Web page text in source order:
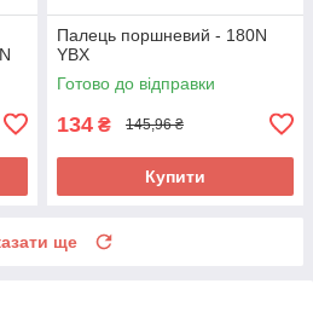
Палець поршневий - 180N
YBX
Готово до відправки
134 ₴ 145,96 ₴
Купити
ще